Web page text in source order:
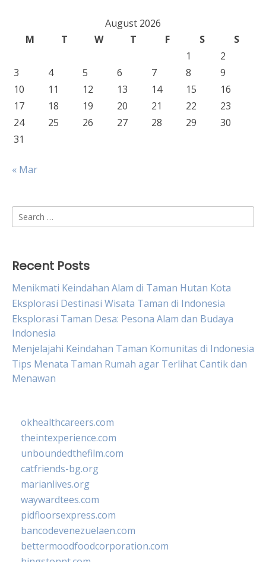
August 2026
M
T W T F S
S
1
2
3
4 5 6 7 8
9
10
11 12 13 14 15
16
17
18 19 20 21 22
23
24
25 26 27 28 29
30
31
« Mar
Search
for:
Recent Posts
Menikmati Keindahan Alam di Taman Hutan Kota
Eksplorasi Destinasi Wisata Taman di Indonesia
Eksplorasi Taman Desa: Pesona Alam dan Budaya
Indonesia
Menjelajahi Keindahan Taman Komunitas di Indonesia
Tips Menata Taman Rumah agar Terlihat Cantik dan
Menawan
okhealthcareers.com
theintexperience.com
unboundedthefilm.com
catfriends-bg.org
marianlives.org
waywardtees.com
pidfloorsexpress.com
bancodevenezuelaen.com
bettermoodfoodcorporation.com